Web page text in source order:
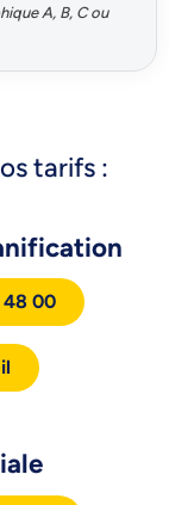
A, B, C ou
tarifs :
48 00